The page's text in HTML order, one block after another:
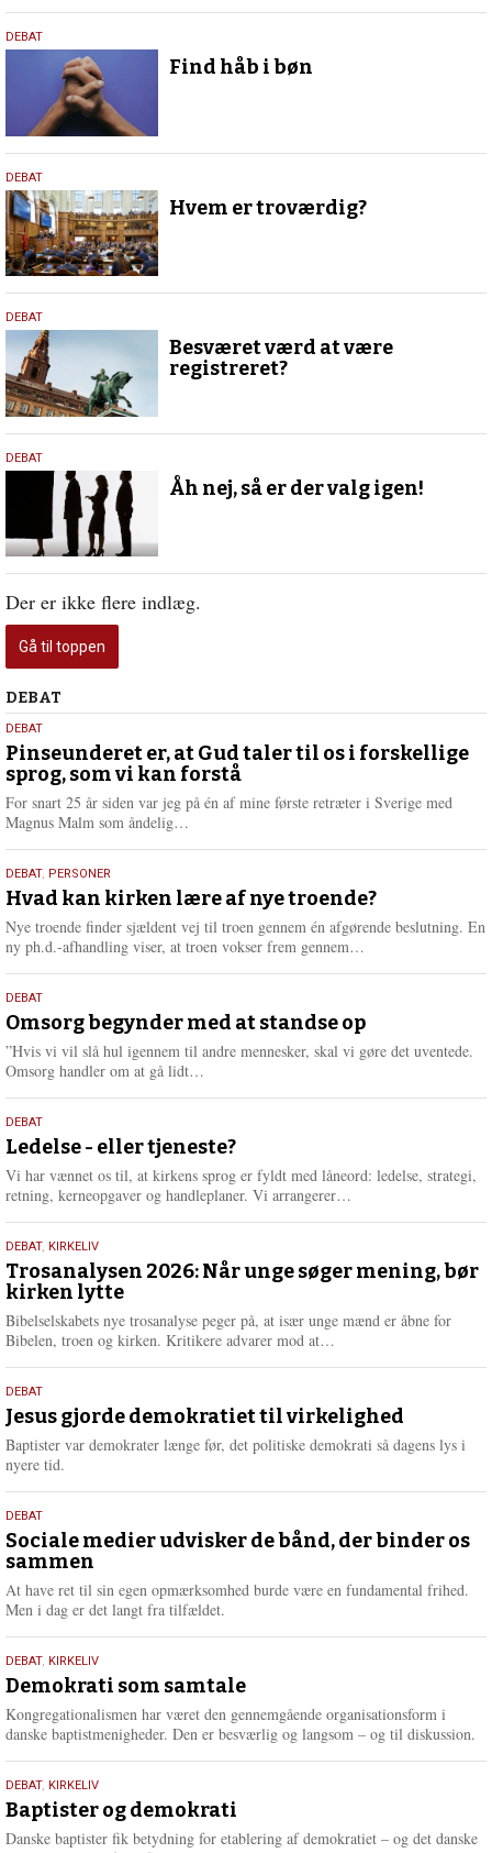
5.
DEBAT
Find håb i bøn
20.
oktober
2022
DEBAT
Hvem er troværdig?
12.
oktober
2022
DEBAT
Besværet værd at være
registreret?
6.
oktober
DEBAT
Åh nej, så er der valg igen!
Der er ikke flere indlæg.
Gå til toppen
Debat
DEBAT
5.
august
2026
DEBAT
Pinseunderet er, at Gud taler til os i forskellige
sprog, som vi kan forstå
For snart 25 år siden var jeg på én af mine første retræter i Sverige med
Magnus Malm som åndelig…
e
r
e
25.
juli
2026
DEBAT, PERSONER
Hvad kan kirken lære af nye troende?
Nye troende finder sjældent vej til troen gennem én afgørende beslutning. En
ny ph.d.-afhandling viser, at troen vokser frem gennem…
e
r
e
9.
juli
2026
DEBAT
Omsorg begynder med at standse op
”Hvis vi vil slå hul igennem til andre mennesker, skal vi gøre det uventede.
Omsorg handler om at gå lidt…
e
r
e
10.
juni
2026
DEBAT
Ledelse - eller tjeneste?
Vi har vænnet os til, at kirkens sprog er fyldt med låneord: ledelse, strategi,
retning, kerneopgaver og handleplaner. Vi arrangerer…
e
2.
juni
2026
DEBAT, KIRKELIV
Trosanalysen 2026: Når unge søger mening, bør
kirken lytte
Bibelselskabets nye trosanalyse peger på, at især unge mænd er åbne for
Bibelen, troen og kirken. Kritikere advarer mod at…
e
r
e
18.
maj
2026
DEBAT
Jesus gjorde demokratiet til virkelighed
Baptister var demokrater længe før, det politiske demokrati så dagens lys i
nyere tid.
18.
maj
2026
DEBAT
Sociale medier udvisker de bånd, der binder os
sammen
At have ret til sin egen opmærksomhed burde være en fundamental frihed.
Men i dag er det langt fra tilfældet.
18.
maj
2026
DEBAT, KIRKELIV
Demokrati som samtale
Kongregationalismen har været den gennemgående organisationsform i
danske baptistmenigheder. Den er besværlig og langsom – og til diskussion.
18.
maj
2026
DEBAT, KIRKELIV
Baptister og demokrati
Danske baptister fik betydning for etablering af demokratiet – og det danske